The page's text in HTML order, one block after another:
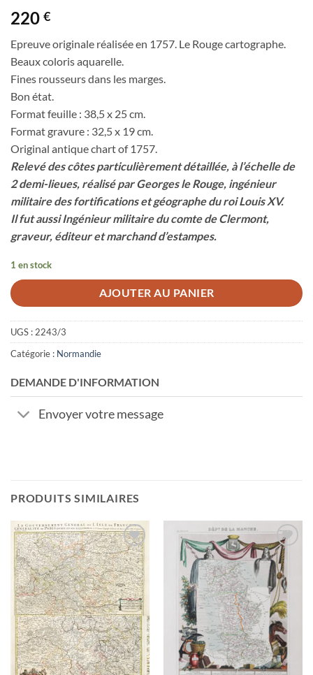
220 €
Epreuve originale réalisée en 1757. Le Rouge cartographe.
Beaux coloris aquarelle.
Fines rousseurs dans les marges.
Bon état.
Format feuille : 38,5 x 25 cm.
Format gravure : 32,5 x 19 cm.
Original antique chart of 1757.
Relevé des côtes particulièrement détaillée, à l’échelle de
2 demi-lieues, réalisé par Georges le Rouge, ingénieur
militaire des fortifications et géographe du roi Louis XV.
Il fut aussi Ingénieur militaire du comte de Clermont,
graveur, éditeur et marchand d’estampes.
1 en stock
AJOUTER AU PANIER
UGS :2243/3
Catégorie : Normandie
DEMANDE D'INFORMATION
Envoyer votre message
PRODUITS SIMILAIRES
Ajouter
à la
wishlist
Ajouter
à la
wishlist